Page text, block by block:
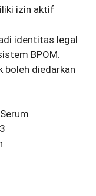
izin aktif
identitas legal
BPOM.
boleh diedarkan